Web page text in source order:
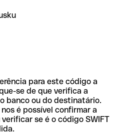
para este código a
se de que verifica a
banco ou do destinatário.
é possível confirmar a
se é o código SWIFT